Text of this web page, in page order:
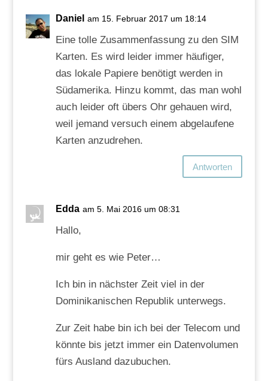
Daniel am 15. Februar 2017 um 18:14
Eine tolle Zusammenfassung zu den SIM
Karten. Es wird leider immer häufiger,
das lokale Papiere benötigt werden in
Südamerika. Hinzu kommt, das man wohl
auch leider oft übers Ohr gehauen wird,
weil jemand versuch einem abgelaufene
Karten anzudrehen.
Antworten
Edda am 5. Mai 2016 um 08:31
Hallo,
mir geht es wie Peter…
Ich bin in nächster Zeit viel in der
Dominikanischen Republik unterwegs.
Zur Zeit habe bin ich bei der Telecom und
könnte bis jetzt immer ein Datenvolumen
fürs Ausland dazubuchen.